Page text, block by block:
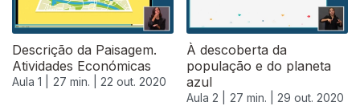
Descrição da Paisagem.
Atividades Económicas
Aula 1 | 27 min. | 22 out. 2020
À descoberta da
população e do planeta
azul
Aula 2 | 27 min. | 29 out. 2020